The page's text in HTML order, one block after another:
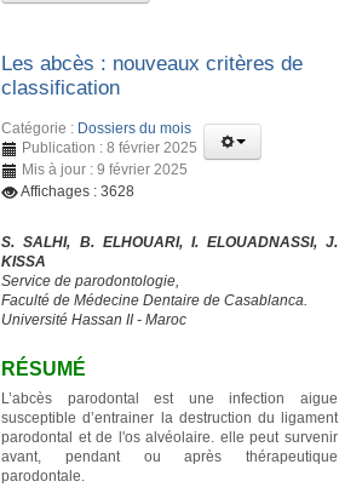
Les abcès : nouveaux critères de
classification
Catégorie : Dossiers du mois
Publication : 8 février 2025
Mis à jour : 9 février 2025
Affichages : 3628
S. SALHI, B. ELHOUARI, I. ELOUADNASSI, J.
KISSA
Service de parodontologie,
Faculté de Médecine Dentaire de Casablanca.
Université Hassan II - Maroc
RÉSUMÉ
L’abcès parodontal est une infection aigue
susceptible d’entrainer la destruction du ligament
parodontal et de l'os alvéolaire. elle peut survenir
avant, pendant ou après thérapeutique
parodontale.